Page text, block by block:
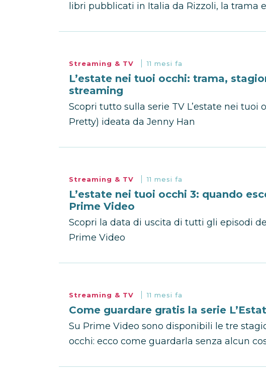
libri pubblicati in Italia da Rizzoli, la trama
Streaming & TV 11 mesi fa
L’estate nei tuoi occhi: trama,
streaming
Scopri tutto sulla serie TV L’estate nei tuoi
Pretty) ideata da Jenny Han
Streaming & TV 11 mesi fa
L’estate nei tuoi occhi 3: quando
Prime Video
Scopri la data di uscita di tutti gli episodi
Prime Video
Streaming & TV 11 mesi fa
Come guardare gratis la serie
Su Prime Video sono disponibili le tre
occhi: ecco come guardarla senza alcun